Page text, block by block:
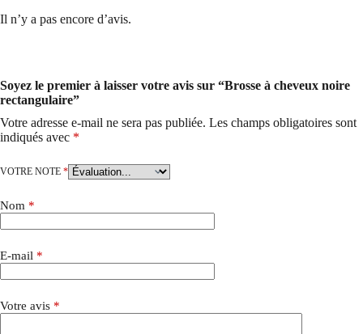
Il n’y a pas encore d’avis.
Soyez le premier à laisser votre avis sur “Brosse à cheveux noire
rectangulaire”
Votre adresse e-mail ne sera pas publiée. Les champs obligatoires sont
indiqués avec *
VOTRE NOTE *
Nom *
E-mail *
Votre avis *